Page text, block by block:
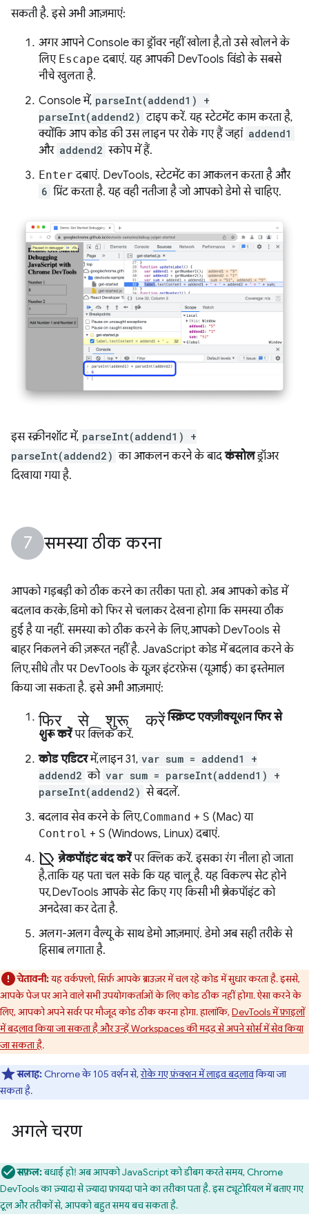
सकती है. इसे अभी आज़माएं:
अगर आपने Console का ड्रॉवर नहीं खोला है, तो उसे खोलने के
लिए Escape दबाएं. यह आपकी DevTools विंडो के सबसे
नीचे खुलता है.
Console में, parseInt(addend1) +
parseInt(addend2) टाइप करें. यह स्टेटमेंट काम करता है,
क्योंकि आप कोड की उस लाइन पर रोके गए हैं जहां addend1
और addend2 स्कोप में हैं.
Enter दबाएं. DevTools, स्टेटमेंट का आकलन करता है और
6 प्रिंट करता है. यह वही नतीजा है जो आपको डेमो से चाहिए.
इस स्क्रीनशॉट में, parseInt(addend1) +
parseInt(addend2) का आकलन करने के बादकंसोलड्रॉअर
दिखाया गया है.
समस्या ठीक करना
आपको गड़बड़ी को ठीक करने का तरीका पता हो. अब आपको कोड में
बदलाव करके, डिमो को फिर से चलाकर देखना होगा कि समस्या ठीक
हुई है या नहीं. समस्या को ठीक करने के लिए, आपको DevTools से
बाहर निकलने की ज़रूरत नहीं है. JavaScript कोड में बदलाव करने के
लिए, सीधे तौर पर DevTools के यूज़र इंटरफ़ेस (यूआई) का इस्तेमाल
किया जा सकता है. इसे अभी आज़माएं:
फिर से शुरू करें स्क्रिप्ट एक्ज़ीक्यूशन फिर से
शुरू करेंपर क्लिक करें.
कोड एडिटरमें, लाइन 31, var sum = addend1 +
addend2 को var sum = parseInt(addend1) +
parseInt(addend2) से बदलें.
बदलाव सेव करने के लिए,Command + S (Mac) या
Control + S (Windows, Linux) दबाएं.
label_off ब्रेकपॉइंट बंद करेंपर क्लिक करें. इसका रंग नीला हो जाता
है, ताकि यह पता चल सके कि यह चालू है. यह विकल्प सेट होने
पर, DevTools आपके सेट किए गए किसी भी ब्रेकपॉइंट को
अनदेखा कर देता है.
अलग-अलग वैल्यू के साथ डेमो आज़माएं. डेमो अब सही तरीके से
हिसाब लगाता है.
चेतावनी:यह वर्कफ़्लो, सिर्फ़ आपके ब्राउज़र में चल रहे कोड में सुधार करता है. इससे,
आपके पेज पर आने वाले सभी उपयोगकर्ताओं के लिए कोड ठीक नहीं होगा. ऐसा करने के
लिए, आपको अपने सर्वर पर मौजूद कोड ठीक करना होगा. हालांकि, DevTools में फ़ाइलों
में बदलाव किया जा सकता है और उन्हें Workspaces की मदद से अपने सोर्स में सेव किया
जा सकता है.
सलाह: Chrome के 105 वर्शन से,रोके गए फ़ंक्शन में लाइव बदलावकिया जा
सकता है.
अगले चरण
सफ़ल:बधाई हो! अब आपको JavaScript को डीबग करते समय, Chrome
DevTools का ज़्यादा से ज़्यादा फ़ायदा पाने का तरीका पता है. इस ट्यूटोरियल में बताए गए
टूल और तरीकों से, आपको बहुत समय बच सकता है.